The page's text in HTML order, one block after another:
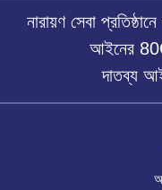
নারায়ণ সেবা
আইনের
দাতব্য